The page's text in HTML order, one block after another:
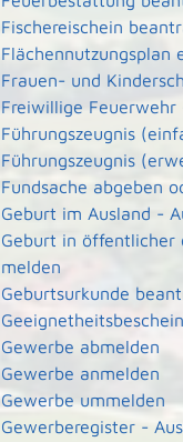
Fischereischein
Flächennutzungsplan
Frauen- und
Freiwillige
Führungszeugnis
Führungszeugnis
Fundsache abgeben
Geburt im Ausland -
Geburt in öffentlicher
melden
Geburtsurkunde
Gewerbe abmelden
Gewerbe anmelden
Gewerbe ummelden
Gewerberegister -